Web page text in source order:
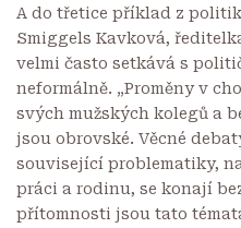
A do třetice příklad z
Smiggels Kavková,
velmi často setkává s
neformálně. „Proměny v
svých mužských kolegů a
jsou obrovské. Věcné
související problematiky,
práci a rodinu, se konají
přítomnosti jsou tato